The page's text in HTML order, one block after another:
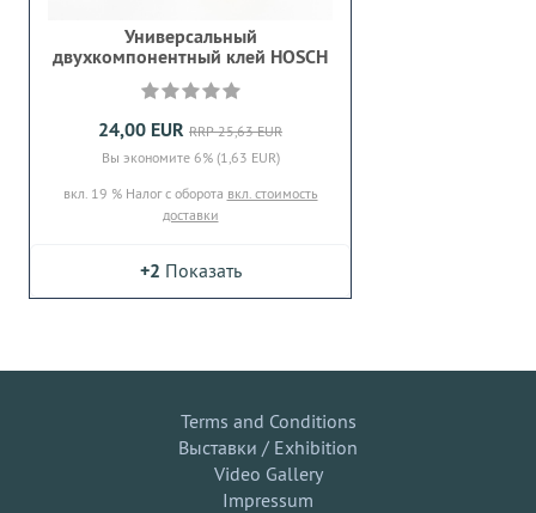
Универсальный
двухкомпонентный клей HOSCH
24,00 EUR RRP 25,63 EUR
Вы экономите 6% (1,63 EUR)
вкл. 19 % Налог с оборота вкл. стоимость
доставки
+2 Показать
Terms and Conditions
Выставки / Exhibition
Video Gallery
Impressum